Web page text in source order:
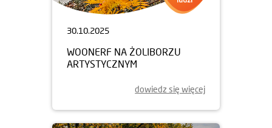
30.10.2025
WOONERF NA ŻOLIBORZU
ARTYSTYCZNYM
dowiedz się więcej